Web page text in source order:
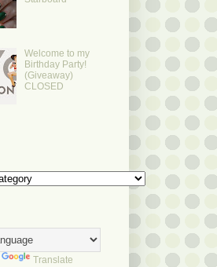
Welcome to my
Birthday Party!
(Giveaway)
CLOSED
Translate